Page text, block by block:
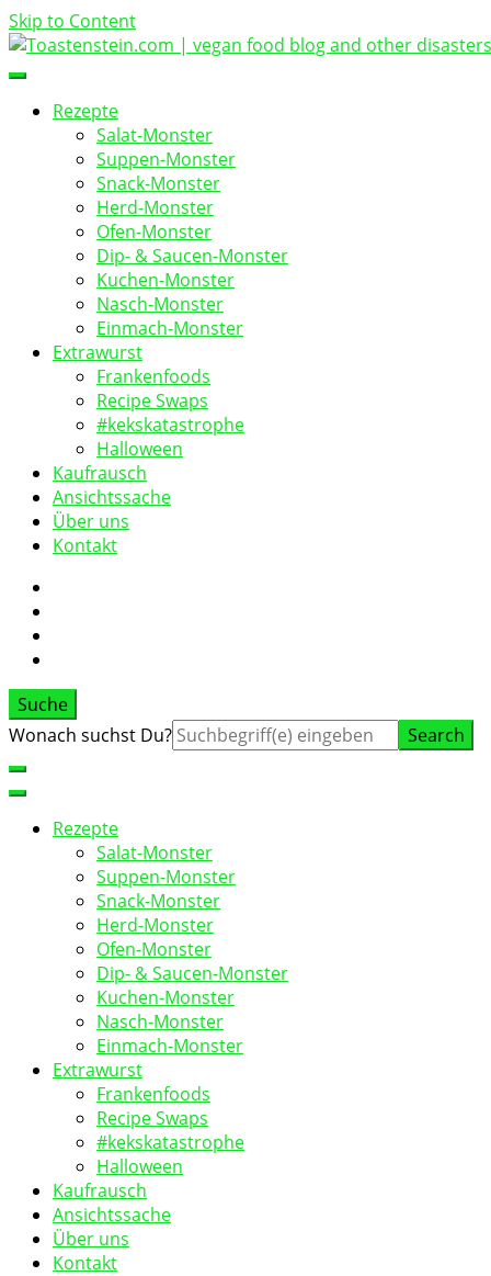
Skip to Content
Toastenstein.com
vegan food blog
Rezepte
Salat-Monster
Suppen-Monster
Snack-Monster
Herd-Monster
Ofen-Monster
Dip- & Saucen-Monster
Kuchen-Monster
Nasch-Monster
Einmach-Monster
Extrawurst
Frankenfoods
Recipe Swaps
#kekskatastrophe
Halloween
Kaufrausch
Ansichtssache
Über uns
Kontakt
Suche
Suche
Wonach suchst Du?
Rezepte
Salat-Monster
Suppen-Monster
Snack-Monster
Herd-Monster
Ofen-Monster
Dip- & Saucen-Monster
Kuchen-Monster
Nasch-Monster
Einmach-Monster
Extrawurst
Frankenfoods
Recipe Swaps
#kekskatastrophe
Halloween
Kaufrausch
Ansichtssache
Über uns
Kontakt